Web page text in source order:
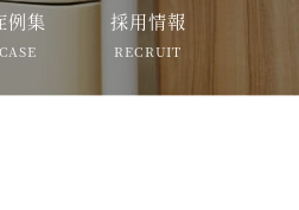
例集
CASE
採用情報
RECRUIT